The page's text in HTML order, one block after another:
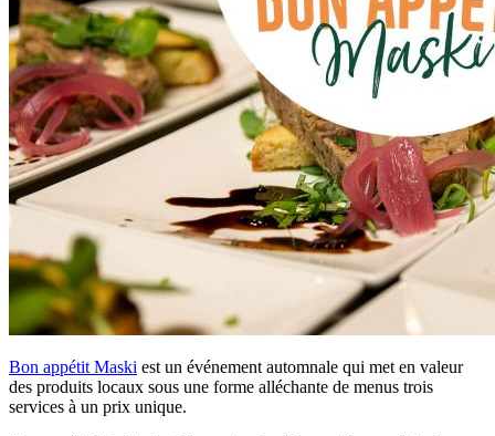
Bon appétit Maski est un événement automnale qui met en valeur
des produits locaux sous une forme alléchante de menus trois
services à un prix unique.